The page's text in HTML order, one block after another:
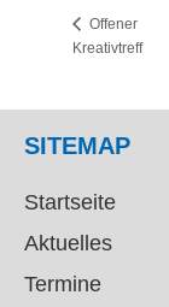
Offener
Kreativtreff
SITEMAP
Startseite
Aktuelles
Termine